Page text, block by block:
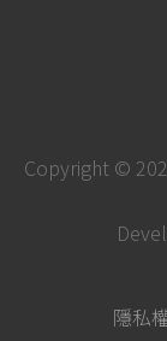
Copyright ©
隱私